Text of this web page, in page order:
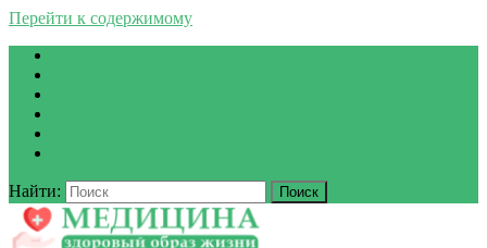
Перейти к содержимому
Найти: